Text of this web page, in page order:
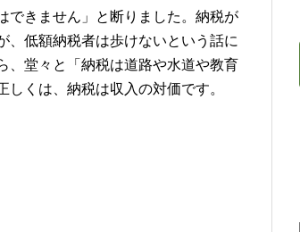
できません」と断りました。納税が
、低額納税者は歩けないという話に
、堂々と「納税は道路や水道や教育
くは、納税は収入の対価です。